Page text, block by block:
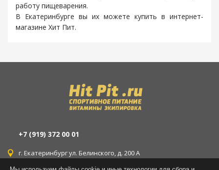
работу пищеварения.
В Екатеринбурге вы их можете купить в интернет-
магазине Хит Пит.
+7 (919) 372 00 01
г. Екатеринбург ул. Белинского, д. 200 А